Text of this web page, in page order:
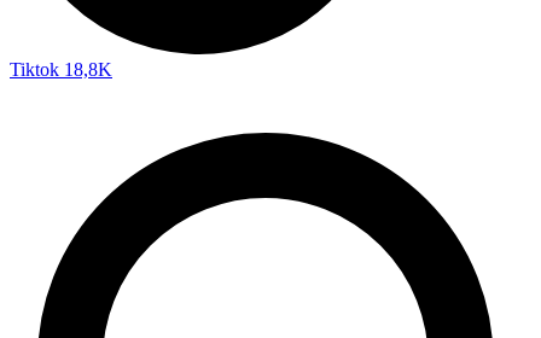
Tiktok 18,8K